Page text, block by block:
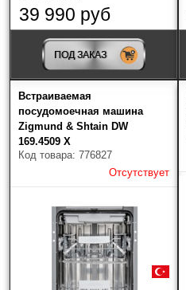
39 990 руб
ПОД ЗАКАЗ
Встраиваемая
посудомоечная машина
Zigmund & Shtain DW
169.4509 X
Код товара: 776827
Отсутствует